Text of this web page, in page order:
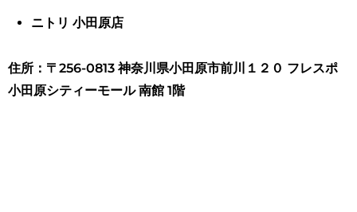
ニトリ 小田原店
住所：〒256-0813 神奈川県小田原市前川１２０ フレスポ
小田原シティーモール 南館 1階